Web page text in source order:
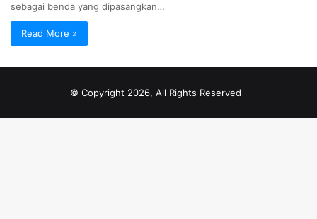
sebagai benda yang dipasangkan…
Read More »
© Copyright 2026, All Rights Reserved